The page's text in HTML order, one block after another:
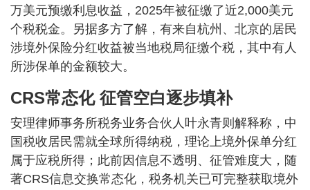
万美元预缴利息收益，2025年被征缴了近2,000美元
个税税金。另据多方了解，有来自杭州、北京的居民
涉境外保险分红收益被当地税局征缴个税，其中有人
所涉保单的金额较大。
CRS常态化 征管空白逐步填补
安理律师事务所税务业务合伙人叶永青则解释称，中
国税收居民需就全球所得纳税，理论上境外保单分红
属于应税所得；此前因信息不透明、征管难度大，随
著CRS信息交换常态化，税务机关已可完整获取境外